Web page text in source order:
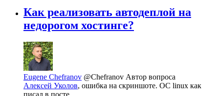
Как реализовать автодеплой на
недорогом хостинге?
Eugene Chefranov @Chefranov Автор вопроса
Алексей Уколов, ошибка на скриншоте. ОС linux как
писал в посте